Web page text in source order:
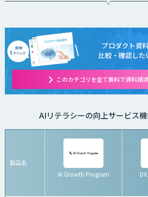
プロダクト資
比較・確認した
このカテゴリを全て無料で資料請
AIリテラシーの向上サービス
製品名
AI Growth Program